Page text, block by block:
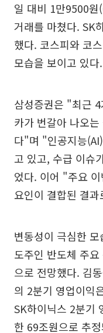
일 대비 1만9500
거래를 마쳤다. SK
했다. 코스피와 코
모습을 보이고 있다.
삼성증권은 "최근
카가 번갈아 나오
다"며 "인공지능
고 있고, 수급 이슈
었다. 이어 "주요
요인이 결합된 결
변동성이 극심한
도주인 반도체 주
으로 전망했다. 김
의 2분기 영업이익
SK하이닉스 2분기
한 69조원으로 추